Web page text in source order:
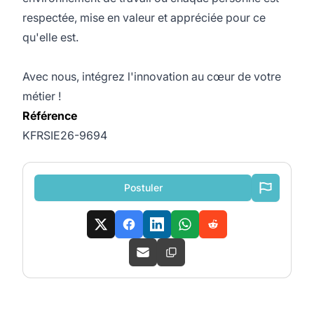
respectée, mise en valeur et appréciée pour ce
qu'elle est.
Avec nous, intégrez l'innovation au cœur de votre
métier !
Référence
KFRSIE26-9694
Postuler